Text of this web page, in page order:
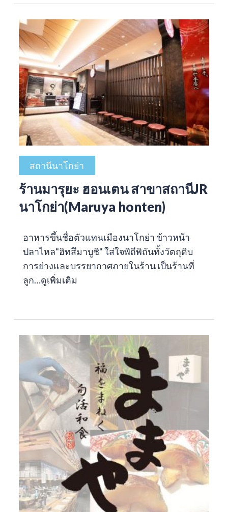
สถานีนาโกย่า
ร้านมารุยะ ฮอนเตน สาขาสถานีJR
นาโกย่า(Maruya honten)
อาหารขึ้นชื่อตัวแทนเมืองนาโกย่า ข้าวหน้า
ปลาไหล"ฮิทสึมาบูชิ" ใส่ใจพิถีพิถันทั้งวัตถุดิบ
การย่างและบรรยากาศภายในร้าน เป็นร้านที่
ลูก…ดูเพิ่มเติม